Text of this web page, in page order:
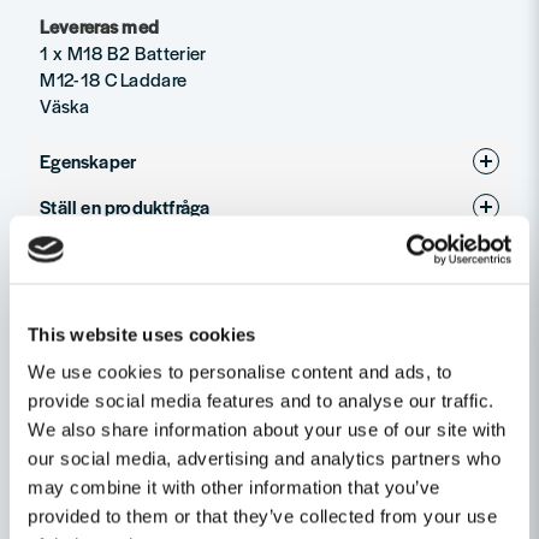
This website uses cookies
We use cookies to personalise content and ads, to
provide social media features and to analyse our traffic.
We also share information about your use of our site with
our social media, advertising and analytics partners who
may combine it with other information that you’ve
provided to them or that they’ve collected from your use
Levereras med
1 x M18 B2 Batterier
M12-18 C Laddare
Väska
Egenskaper
Varumärke
Produkttyp
Spänning
Ställ en produktfråga
question
name
Namn
email
Mejladress
Batteridrivet
Maskin, Laser & Handverktyg
Övriga
Andra produkter i kategorin